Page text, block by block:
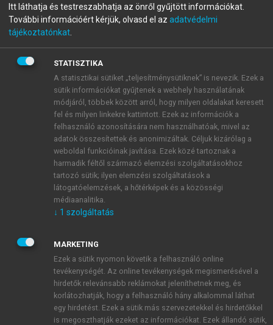
fiókoddal,vagy hozz létre új fiókot.
A regisztráció után apróbaidőszakautomatikusan
BELÉPÉS SAJÁT FIÓKKAL
ÚJ FIÓK LÉTREHOZÁSA
1 óra díjmentes hozzáférés
E-MAIL-CÍM
JELSZÓ
JELSZÓ ÚJRA
Itt láthatja és testreszabhatja az önről gyűjtött információkat.
További információért kérjük, olvasd el az adatvédelmi
tájékoztatónkat
STATISZTIKA
A statisztikai sütiket „teljesítménysütiknek” is nevezik. Ezek a
sütik információkat gyűjtenek a webhely használatának
módjáról, többek között arról, hogy milyen oldalakat keresett
fel és milyen linkekre kattintott. Ezek az információk a
felhasználó azonosítására nem használhatóak, mivel az
adatok összesítettek és anonimizáltak. Céljuk kizárólag a
weboldal funkcióinak javítása. Ezek közé tartoznak a
harmadik féltől származó elemzési szolgáltatásokhoz
tartozó sütik; ilyen elemzési szolgáltatások a
látogatóelemzések, a hőtérképek és a közösségi
médiaanalitika.
↓ 1 szolgáltatás
MARKETING
Ezek a sütik nyomon követik a felhasználó online
tevékenységét. Az online tevékenységek megismerésével a
hirdetők relevánsabb reklámokat jeleníthetnek meg, és
korlátozhatják, hogy a felhasználó hány alkalommal láthat
egy hirdetést. Ezek a sütik más szervezetekkel és hirdetőkkel
is megoszthatják ezeket az információkat. Ezek állandó sütik,